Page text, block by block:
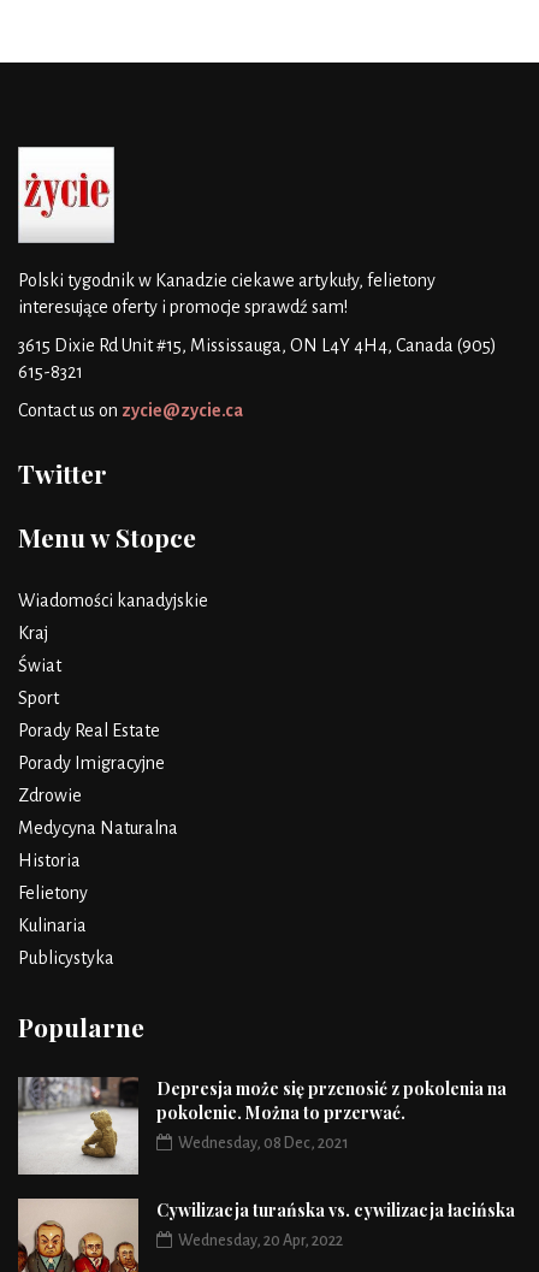
Polski tygodnik w Kanadzie ciekawe artykuły, felietony
interesujące oferty i promocje sprawdź sam!
3615 Dixie Rd Unit #15, Mississauga, ON L4Y 4H4, Canada (905)
615-8321
Contact us on zycie@zycie.ca
Twitter
Menu w Stopce
Wiadomości kanadyjskie
Kraj
Świat
Sport
Porady Real Estate
Porady Imigracyjne
Zdrowie
Medycyna Naturalna
Historia
Felietony
Kulinaria
Publicystyka
Popularne
Depresja może się przenosić z pokolenia na
pokolenie. Można to przerwać.
Wednesday, 08 Dec, 2021
Cywilizacja turańska vs. cywilizacja łacińska
Wednesday, 20 Apr, 2022